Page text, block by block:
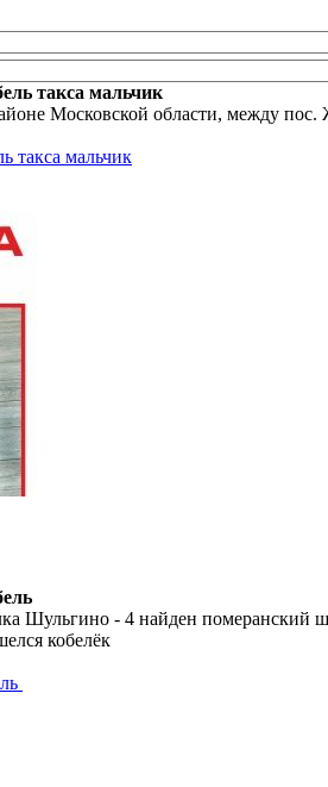
такса мальчик
Московской области, между
такса мальчик
Шульгино - 4 найден померанский
кобелёк